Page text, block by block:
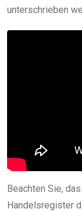
unterschrieben
Beachten Sie,
Handelsregister